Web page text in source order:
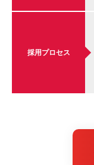
採用プロセス